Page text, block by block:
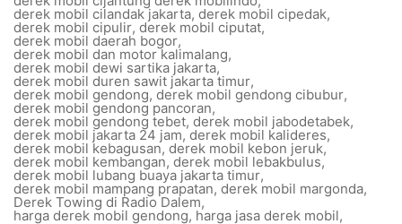
derek mobil cilandak jakarta, derek mobil cipedak,
derek mobil cipulir, derek mobil ciputat,
derek mobil daerah bogor,
derek mobil dan motor kalimalang,
derek mobil dewi sartika jakarta,
derek mobil duren sawit jakarta timur,
derek mobil gendong, derek mobil gendong cibubur,
derek mobil gendong pancoran,
derek mobil gendong tebet, derek mobil jabodetabek,
derek mobil jakarta 24 jam,derek mobil kalideres,
derek mobil kebagusan, derek mobil kebon jeruk,
derek mobil kembangan, derek mobil lebakbulus,
derek mobil lubang buaya jakarta timur,
derek mobil mampang prapatan, derek mobil margonda,
Derek Towing di Radio Dalem,
harga derek mobil gendong, harga jasa derek mobil,